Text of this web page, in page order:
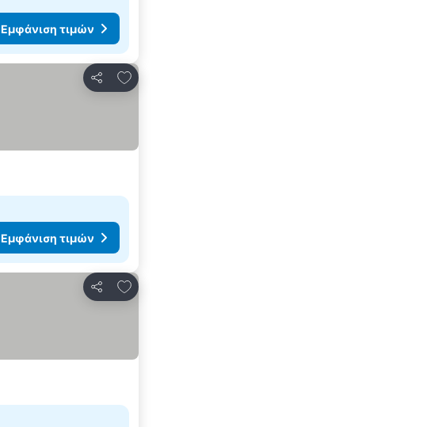
Εμφάνιση τιμών
Κοινοποίηση
Προσθήκη στα αγαπημένα
Εμφάνιση τιμών
Κοινοποίηση
Προσθήκη στα αγαπημένα